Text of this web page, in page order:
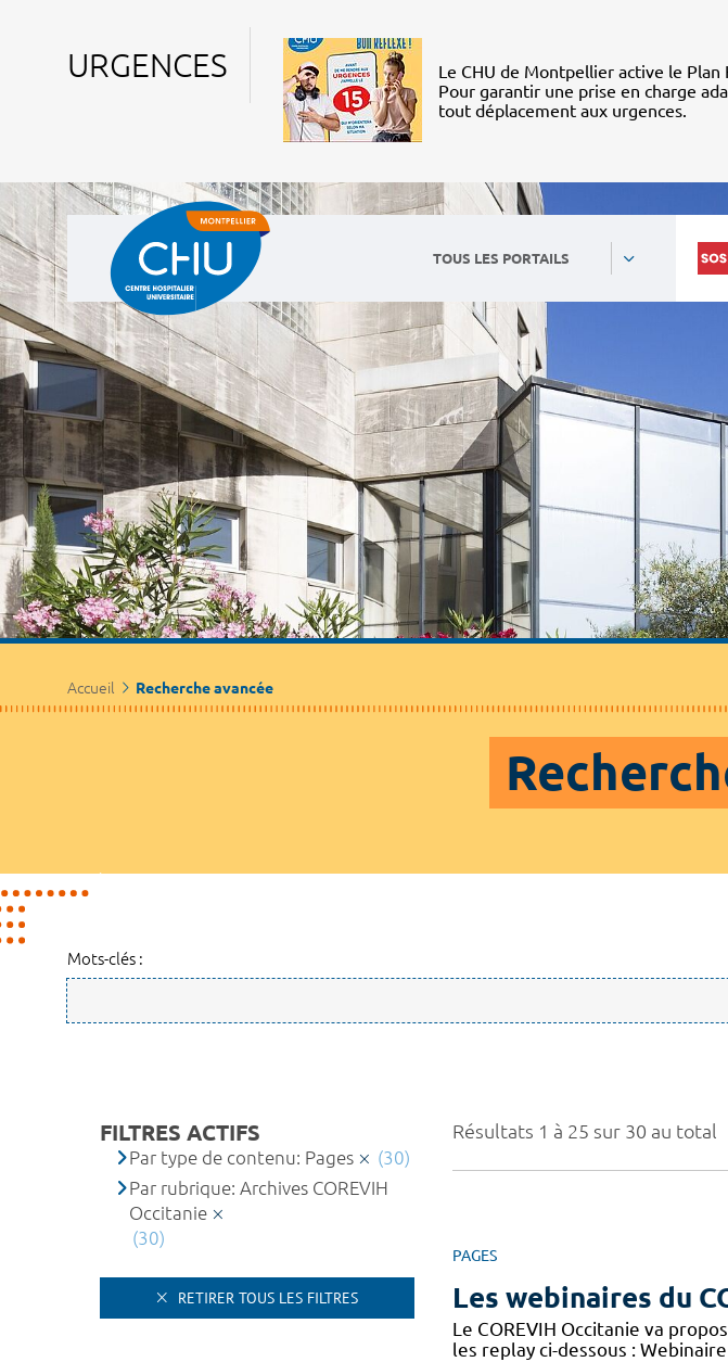
URGENCES
Le CHU de Montpellier active le Plan
Pour garantir une prise en charge
tout déplacement aux urgences.
TOUS LES PORTAILS
Accueil Recherche avancée
Mots-clés :
Résultats 1 à 25 sur 30 au total
PAGES
Les webinaires du
Le COREVIH Occitanie va
les replay ci-dessous :
FILTRES ACTIFS
Par type de contenu: Pages
(30)
Par rubrique: Archives COREVIH
Occitanie
(30)
RETIRER TOUS LES FILTRES